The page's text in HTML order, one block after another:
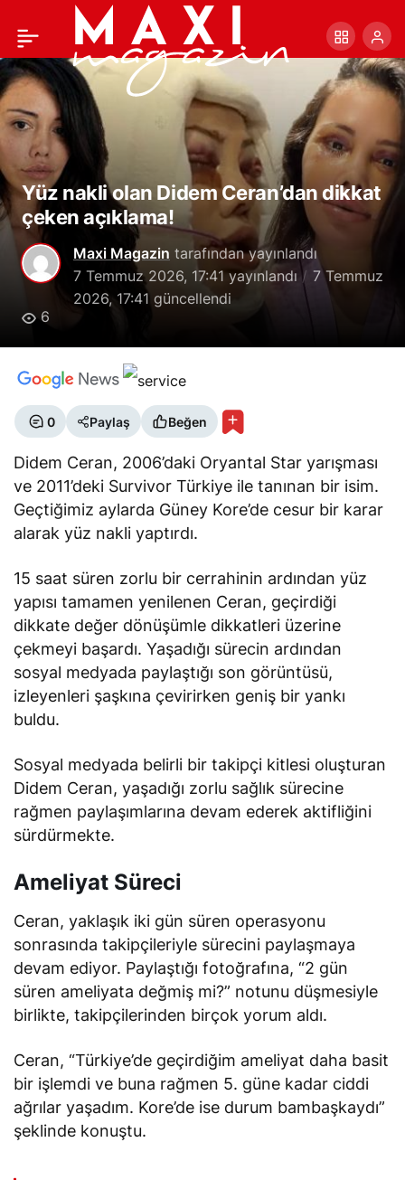
Yüz nakli olan Didem Ceran’dan dikkat
çeken açıklama!
Maxi Magazin tarafından yayınlandı
7 Temmuz 2026, 17:41 yayınlandı
7 Temmuz
2026, 17:41 güncellendi
6
0 Paylaş Beğen
Didem Ceran, 2006’daki Oryantal Star yarışması
ve 2011’deki Survivor Türkiye ile tanınan bir isim.
Geçtiğimiz aylarda Güney Kore’de cesur bir karar
alarak yüz nakli yaptırdı.
15 saat süren zorlu bir cerrahinin ardından yüz
yapısı tamamen yenilenen Ceran, geçirdiği
dikkate değer dönüşümle dikkatleri üzerine
çekmeyi başardı. Yaşadığı sürecin ardından
sosyal medyada paylaştığı son görüntüsü,
izleyenleri şaşkına çevirirken geniş bir yankı
buldu.
Sosyal medyada belirli bir takipçi kitlesi oluşturan
Didem Ceran, yaşadığı zorlu sağlık sürecine
rağmen paylaşımlarına devam ederek aktifliğini
sürdürmekte.
Ameliyat Süreci
Ceran, yaklaşık iki gün süren operasyonu
sonrasında takipçileriyle sürecini paylaşmaya
devam ediyor. Paylaştığı fotoğrafına, “2 gün
süren ameliyata değmiş mi?” notunu düşmesiyle
birlikte, takipçilerinden birçok yorum aldı.
Ceran, “Türkiye’de geçirdiğim ameliyat daha basit
bir işlemdi ve buna rağmen 5. güne kadar ciddi
ağrılar yaşadım. Kore’de ise durum bambaşkaydı”
şeklinde konuştu.
Gupse Özay’dan dikkat
çeken açıklama: ‘Ben
oldukça şeytanımdır’
Paylaş